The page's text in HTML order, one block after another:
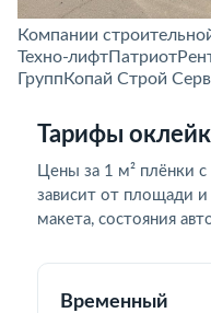
Компании
Техно-лифтПатриот
Групп Копай Строй
Тарифы
Цены за 1 м² плёнки
зависит от площади и
макета, состояния
Временный